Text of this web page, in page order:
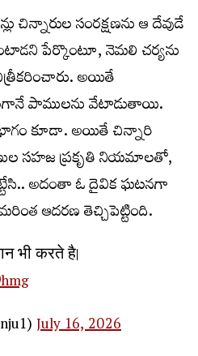
చిన్నారుల సంరక్షణను ఆ దేవుడే
పేర్కొంటూ, నెమలి చర్యను
అయితే
పాములను వేటాడుతాయి.
కూడా. అయితే చిన్నారి
సహజ ప్రకృతి నియమాలతో,
అదంతా ఓ దైవిక ఘటనగా
ఆదరణ తెచ్చిపెట్టింది.
भी करते है।
July 16, 2026